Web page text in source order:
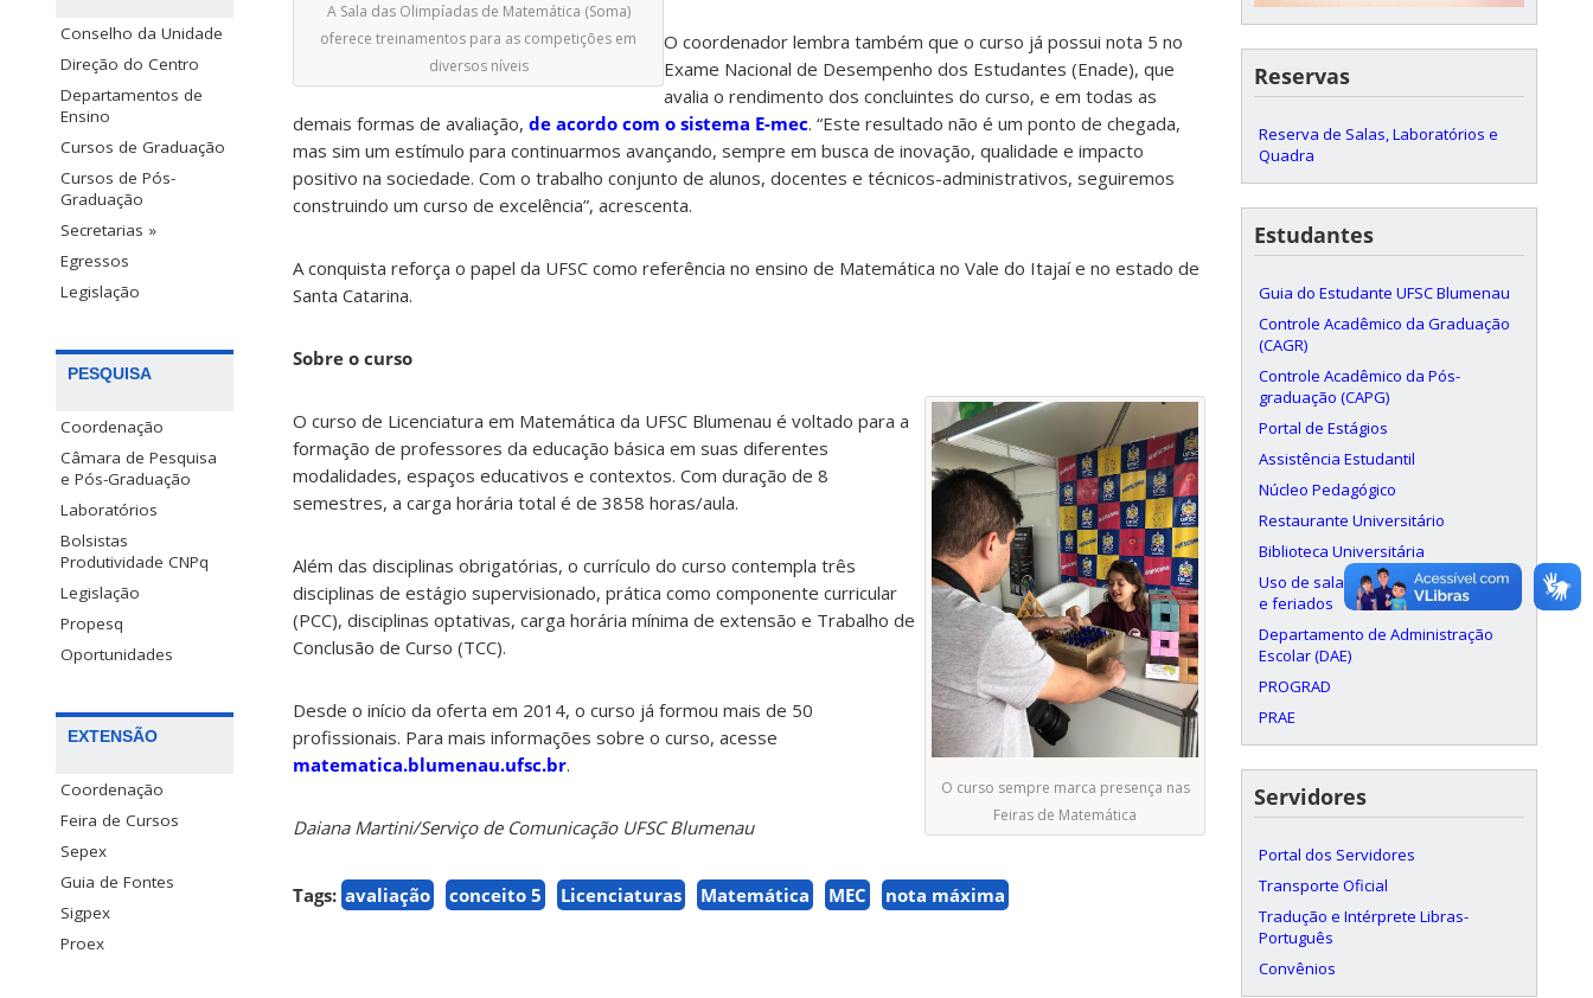
Conselho da Unidade
Direção do Centro
Departamentos de
Ensino
Cursos de Graduação
Cursos de Pós-
Graduação
Secretarias »
Egressos
Legislação
PESQUISA
Coordenação
Câmara de Pesquisa
e Pós-Graduação
Laboratórios
Bolsistas
Produtividade CNPq
Legislação
Propesq
Oportunidades
EXTENSÃO
Coordenação
Feira de Cursos
Sepex
Guia de Fontes
Sigpex
Proex
A Sala das Olimpíadas de Matemática (Soma)
oferece treinamentos para as competições em
diversos níveis
O coordenador lembra também que o curso já possui nota 5 no
Exame Nacional de Desempenho dos Estudantes (Enade), que
avalia o rendimento dos concluintes do curso, e em todas as
demais formas de avaliação, de acordo com o sistema E-mec. “Este resultado não é um ponto de chegada,
mas sim um estímulo para continuarmos avançando, sempre em busca de inovação, qualidade e impacto
positivo na sociedade. Com o trabalho conjunto de alunos, docentes e técnicos-administrativos, seguiremos
construindo um curso de excelência”, acrescenta.
A conquista reforça o papel da UFSC como referência no ensino de Matemática no Vale do Itajaí e no estado de
Santa Catarina.
Sobre o curso
O curso sempre marca presença nas
Feiras de Matemática
O curso de Licenciatura em Matemática da UFSC Blumenau é voltado para a
formação de professores da educação básica em suas diferentes
modalidades, espaços educativos e contextos. Com duração de 8
semestres, a carga horária total é de 3858 horas/aula.
Além das disciplinas obrigatórias, o currículo do curso contempla três
disciplinas de estágio supervisionado, prática como componente curricular
(PCC), disciplinas optativas, carga horária mínima de extensão e Trabalho de
Conclusão de Curso (TCC).
Desde o início da oferta em 2014, o curso já formou mais de 50
profissionais. Para mais informações sobre o curso, acesse
matematica.blumenau.ufsc.br.
Daiana Martini/Serviço de Comunicação UFSC Blumenau
Tags: avaliação conceito 5 Licenciaturas Matemática MEC nota máxima
Reservas
Reserva de Salas, Laboratórios e
Quadra
Estudantes
Guia do Estudante UFSC Blumenau
Controle Acadêmico da Graduação
(CAGR)
Controle Acadêmico da Pós-
graduação (CAPG)
Portal de Estágios
Assistência Estudantil
Núcleo Pedagógico
Restaurante Universitário
Biblioteca Universitária
Uso de salas aos finais de semana
e feriados
Departamento de Administração
Escolar (DAE)
PROGRAD
PRAE
Servidores
Portal dos Servidores
Transporte Oficial
Tradução e Intérprete Libras-
Português
Convênios